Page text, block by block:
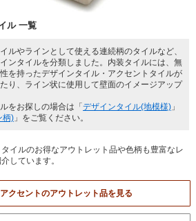
ル 一覧
ルやラインとして使える連続柄のタイルなど、
ンタイルを分類しました。内装タイルには、無
を持ったデザインタイル・アクセントタイルが
り、ライン状に使用して壁面のイメージアップ
をお探しの場合は「デザインタイル(地模様) 」
柄) 」をご覧ください。
イルのお得なアウトレット品や色柄も豊富なレ
しています。
クセントのアウトレット品を見る